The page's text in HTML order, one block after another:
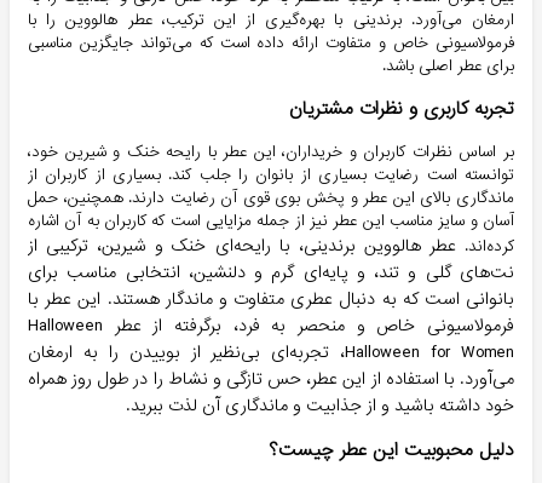
ارمغان می‌آورد. برندینی با بهره‌گیری از این ترکیب، عطر هالووین را با
فرمولاسیونی خاص و متفاوت ارائه داده است که می‌تواند جایگزین مناسبی
برای عطر اصلی باشد.
تجربه کاربری و نظرات مشتریان
بر اساس نظرات کاربران و خریداران، این عطر با رایحه خنک و شیرین خود،
توانسته است رضایت بسیاری از بانوان را جلب کند. بسیاری از کاربران از
ماندگاری بالای این عطر و پخش بوی قوی آن رضایت دارند. همچنین، حمل
آسان و سایز مناسب این عطر نیز از جمله مزایایی است که کاربران به آن اشاره
کرده‌اند. عطر هالووین برندینی، با رایحه‌ای خنک و شیرین، ترکیبی از
نت‌های گلی و تند، و پایه‌ای گرم و دلنشین، انتخابی مناسب برای
بانوانی است که به دنبال عطری متفاوت و ماندگار هستند. این عطر با
فرمولاسیونی خاص و منحصر به فرد، برگرفته از عطر Halloween
Halloween for Women، تجربه‌ای بی‌نظیر از بوییدن را به ارمغان
می‌آورد. با استفاده از این عطر، حس تازگی و نشاط را در طول روز همراه
خود داشته باشید و از جذابیت و ماندگاری آن لذت ببرید.
دلیل محبوبیت این عطر چیست؟